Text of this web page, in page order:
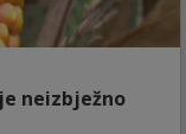
neizbježno